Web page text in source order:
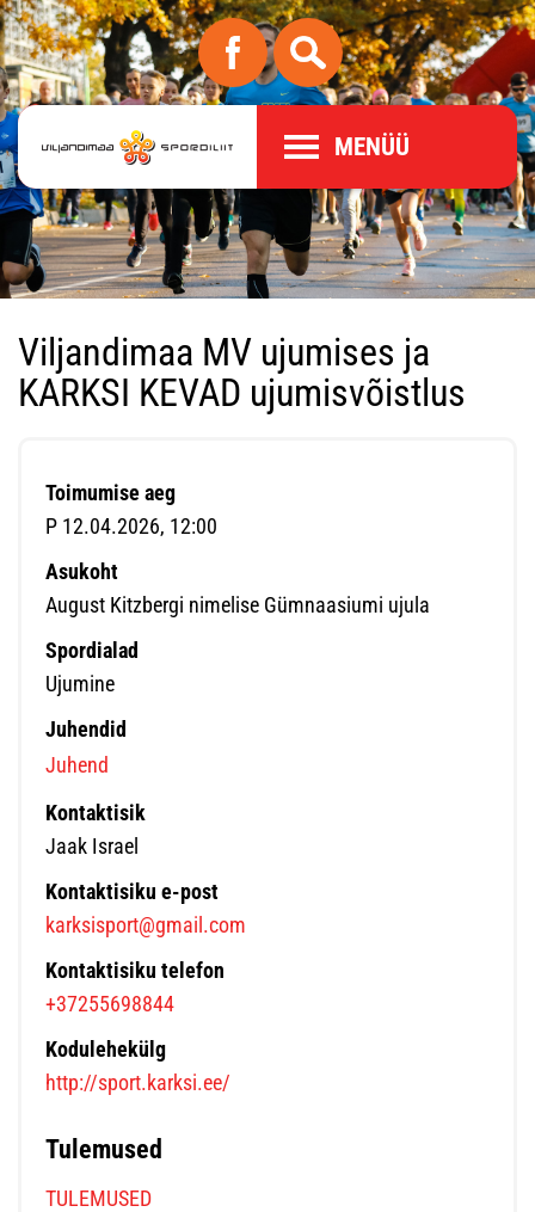
MENÜÜ
Viljandimaa MV ujumises ja
KARKSI KEVAD ujumisvõistlus
Toimumise aeg
P 12.04.2026, 12:00
Asukoht
August Kitzbergi nimelise Gümnaasiumi ujula
Spordialad
Ujumine
Juhendid
Juhend
Kontaktisik
Jaak Israel
Kontaktisiku e-post
karksisport@gmail.com
Kontaktisiku telefon
+37255698844
Kodulehekülg
http://sport.karksi.ee/
Tulemused
TULEMUSED